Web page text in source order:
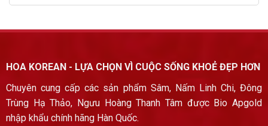
HOA KOREAN - LỰA CHỌN VÌ CUỘC SỐNG KHOẺ ĐẸP HƠN
Chuyên cung cấp các sản phẩm Sâm, Nấm Linh Chi, Đông
Trùng Hạ Thảo, Ngưu Hoàng Thanh Tâm được Bio Apgold
nhập khẩu chính hãng Hàn Quốc.